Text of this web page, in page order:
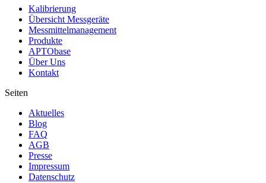
Kalibrierung
Übersicht Messgeräte
Messmittelmanagement
Produkte
APTObase
Über Uns
Kontakt
Seiten
Aktuelles
Blog
FAQ
AGB
Presse
Impressum
Datenschutz